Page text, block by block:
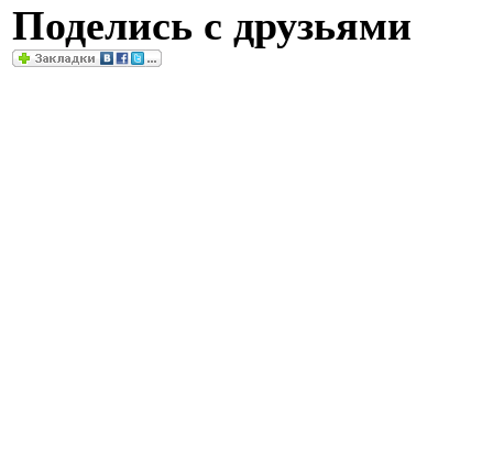
Поделись с друзьями